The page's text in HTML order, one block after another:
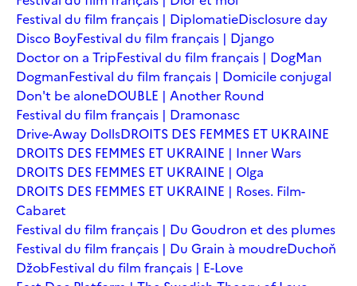
Festival du film français | DiplomatieDisclosure day
Disco BoyFestival du film français | Django
Doctor on a TripFestival du film français | DogMan
DogmanFestival du film français | Domicile conjugal
Don't be aloneDOUBLE | Another Round
Festival du film français | Dramonasc
Drive-Away DollsDROITS DES FEMMES ET UKRAINE
DROITS DES FEMMES ET UKRAINE | Inner Wars
DROITS DES FEMMES ET UKRAINE | Olga
DROITS DES FEMMES ET UKRAINE | Roses. Film-
Cabaret
Festival du film français | Du Goudron et des plumes
Festival du film français | Du Grain à moudreDuchoň
DžobFestival du film français | E-Love